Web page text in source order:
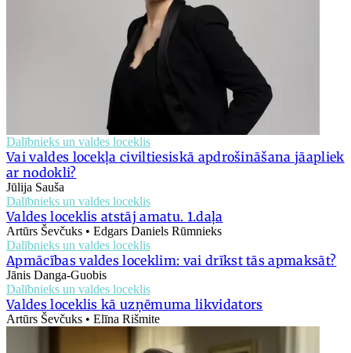
Dalībnieks un valdes loceklis
Vai valdes locekļa civiltiesiskā apdrošināšana jāapliek
ar nodokli?
Jūlija Sauša
Dalībnieks un valdes loceklis
Valdes loceklis atstāj amatu. 1.daļa
Artūrs Ševčuks • Edgars Daniels Rūmnieks
Dalībnieks un valdes loceklis
Apmācības valdes loceklim: vai drīkst tās apmaksāt?
Jānis Danga-Guobis
Dalībnieks un valdes loceklis
Valdes loceklis kā uzņēmuma likvidators
Artūrs Ševčuks • Elīna Rišmite